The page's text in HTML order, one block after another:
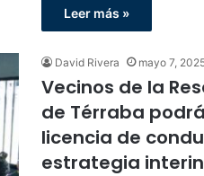
Leer más »
David Rivera mayo 7,
Vecinos de la
de Térraba
licencia de
estrategia